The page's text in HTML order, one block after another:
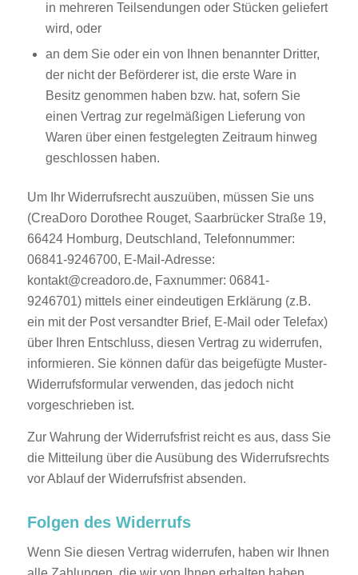
in mehreren Teilsendungen oder Stücken geliefert
wird, oder
an dem Sie oder ein von Ihnen benannter Dritter,
der nicht der Beförderer ist, die erste Ware in
Besitz genommen haben bzw. hat, sofern Sie
einen Vertrag zur regelmäßigen Lieferung von
Waren über einen festgelegten Zeitraum hinweg
geschlossen haben.
Um Ihr Widerrufsrecht auszuüben, müssen Sie uns
(CreaDoro Dorothee Rouget, Saarbrücker Straße 19,
66424 Homburg, Deutschland, Telefonnummer:
06841-9246700, E-Mail-Adresse:
kontakt@creadoro.de, Faxnummer: 06841-
9246701) mittels einer eindeutigen Erklärung (z.B.
ein mit der Post versandter Brief, E-Mail oder Telefax)
über Ihren Entschluss, diesen Vertrag zu widerrufen,
informieren. Sie können dafür das beigefügte Muster-
Widerrufsformular verwenden, das jedoch nicht
vorgeschrieben ist.
Zur Wahrung der Widerrufsfrist reicht es aus, dass Sie
die Mitteilung über die Ausübung des Widerrufsrechts
vor Ablauf der Widerrufsfrist absenden.
Folgen des Widerrufs
Wenn Sie diesen Vertrag widerrufen, haben wir Ihnen